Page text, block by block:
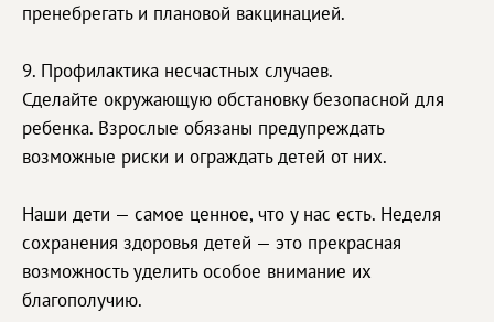
пренебрегать и плановой вакцинацией.
9. Профилактика несчастных случаев.
Сделайте окружающую обстановку безопасной для
ребенка. Взрослые обязаны предупреждать
возможные риски и ограждать детей от них.
Наши дети — самое ценное, что у нас есть. Неделя
сохранения здоровья детей — это прекрасная
возможность уделить особое внимание их
благополучию.